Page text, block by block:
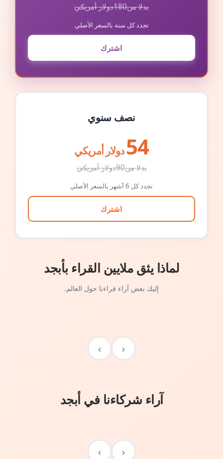
بدلا من180دولار أمريكي
تجدد كل سنة بالسعر الأصلي
اشترك
نصف سنوي
54 دولار أمريكي
بدلا من90دولار أمريكي
تجدد كل 6 أشهر بالسعر الأصلي
اشترك
لماذا يثق ملايين القراء بأبجد
إليك بعض آراء قراءنا حول العالم.
‹
›
آراء شركاءنا في أبجد
‹
›